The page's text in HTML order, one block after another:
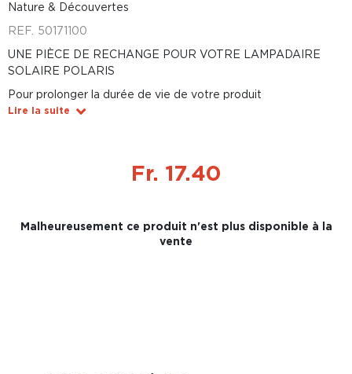
Nature & Découvertes
REF. 50171100
UNE PIÈCE DE RECHANGE POUR VOTRE LAMPADAIRE
SOLAIRE POLARIS
Pour prolonger la durée de vie de votre produit
Lire la suite
Fr. 17.40
Malheureusement ce produit n'est plus disponible à la
vente